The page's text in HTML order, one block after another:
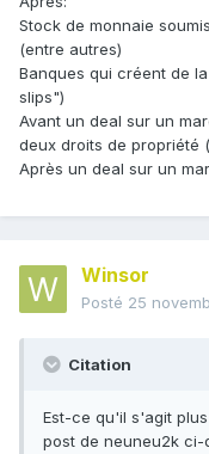
Stock de monnaie
(entre autres)
Banques qui créent de
slips")
Avant un deal sur un
deux droits de propriété
Après un deal sur un
Winsor
Posté 25
Citation
Est-ce qu'il s'agit
post de neuneu2k ci-